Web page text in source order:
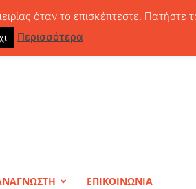
ΕΠΙΚΟΙΝΩΝΙΑ
όταν το επισκέπτεστε. Πατήστε
Περισσότερα